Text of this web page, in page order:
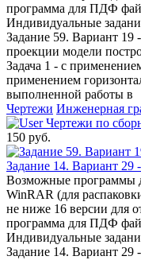
программа для ПДФ
Индивидуальные
Задание 59. Вариант 19
проекции модели
Задача 1 - с
применением
выполненной работы в
Чертежи Инженерная
Чертежи по
150 руб.
Задание 14. Вариант 29
Возможные программы
WinRAR (для
не ниже 16 версии для
программа для ПДФ
Индивидуальные
Задание 14. Вариант 29